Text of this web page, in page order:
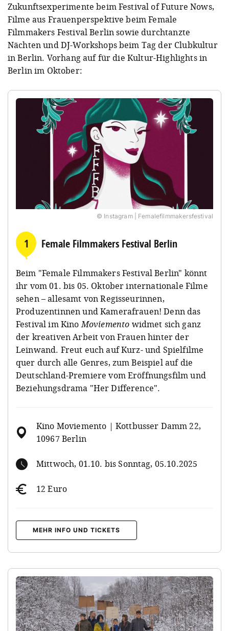
Zukunftsexperimente beim Festival of Future Nows,
Filme aus Frauenperspektive beim Female
Filmmakers Festival Berlin sowie durchtanzte
Nächten und DJ-Workshops beim Tag der Clubkultur
in Berlin. Vorhang auf für die Kultur-Highlights in
Berlin im Oktober:
© Instagram | Femalefilmmakersfestival
1 Female Filmmakers Festival Berlin
Beim "Female Filmmakers Festival Berlin" könnt
ihr vom 01. bis 05. Oktober internationale Filme
sehen – allesamt von Regisseurinnen,
Produzentinnen und Kamerafrauen! Denn das
Festival im KinoMoviemento widmet sich ganz
der kreativen Arbeit von Frauen hinter der
Leinwand. Freut euch auf Kurz- und Spielfilme
quer durch alle Genres, zum Beispiel auf die
Deutschland-Premiere vom Eröffnungsfilm und
Beziehungsdrama "Her Difference".
Kino Moviemento | Kottbusser Damm 22,
10967 Berlin
Mittwoch, 01.10. bis Sonntag, 05.10.2025
12 Euro
MEHR INFO UND TICKETS